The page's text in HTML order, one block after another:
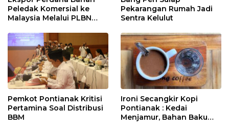
Peledak Komersial ke
Malaysia Melalui PLBN
Pekarangan Rumah Jadi
Sentra Kelulut
Pemkot Pontianak Kritisi
Pertamina Soal Distribusi
BBM
Ironi Secangkir Kopi
Pontianak : Kedai
Menjamur, Bahan Baku